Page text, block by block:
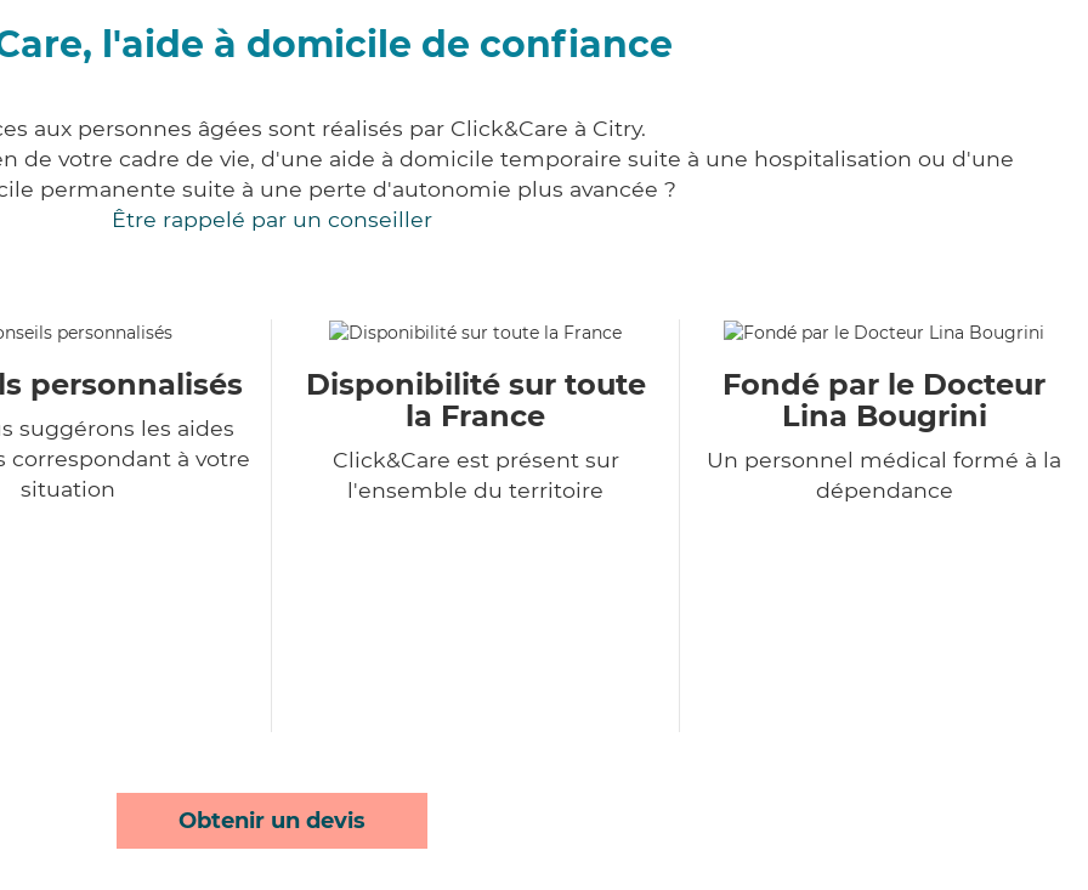
l'aide à domicile de confiance
aux personnes âgées sont réalisés par Click&Care à Citry.
de votre cadre de vie, d'une aide à domicile temporaire suite à une hospitalisation ou d'une
permanente suite à une perte d'autonomie plus avancée ?
Être rappelé par un conseiller
personnalisés
suggérons les aides
correspondant à votre
situation
Disponibilité sur toute
la France
Click&Care est présent sur
l'ensemble du territoire
Fondé par le Docteur
Lina Bougrini
Un personnel médical formé à la
dépendance
Obtenir un devis